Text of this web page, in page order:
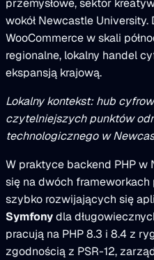
przemysłowe, sektor
wokół Newcastle University.
WooCommerce w skali
regionalne, lokalny handel
ekspansją krajową.
Lokalny kontekst: hub
czytelniejszych punktów
technologicznego w
W praktyce backend PHP
się na dwóch
szybko rozwijających się
Symfonydla
pracują na PHP 8.3 i 8.4 z
zgodnością z PSR-12,